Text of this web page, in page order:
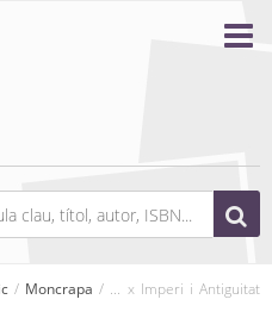
/ Moncrapa / ... x Imperi i Antiguitat